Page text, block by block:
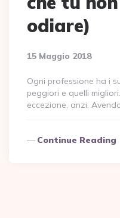
odiare)
15 Maggio 2018
Ogni professione ha i
peggiori e quelli
eccezione, anzi.
Continue Reading